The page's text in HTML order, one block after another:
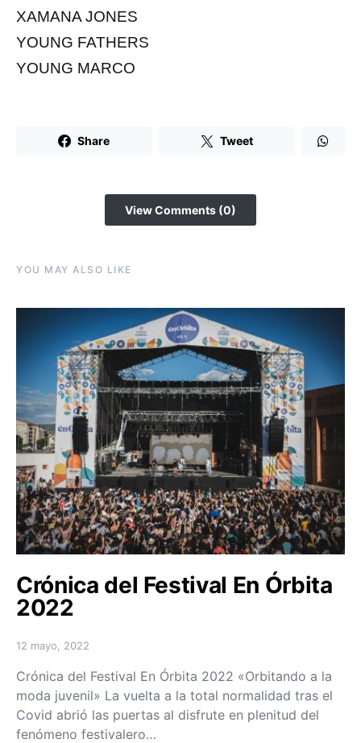
XAMANA JONES
YOUNG FATHERS
YOUNG MARCO
Share Tweet
View Comments (0)
YOU MAY ALSO LIKE
Crónica del Festival En Órbita
2022
Posted on
12 mayo, 2022
Crónica del Festival En Órbita 2022 «Orbitando a la
moda juvenil» La vuelta a la total normalidad tras el
Covid abrió las puertas al disfrute en plenitud del
fenómeno festivalero…